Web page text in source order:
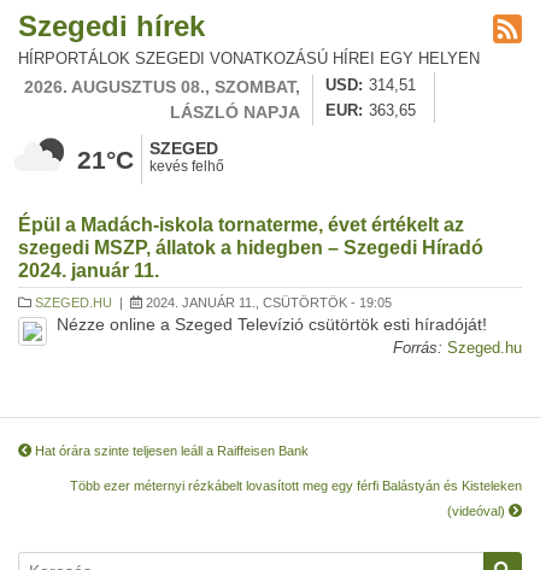
Szegedi hírek
HÍRPORTÁLOK SZEGEDI VONATKOZÁSÚ HÍREI EGY HELYEN
2026. AUGUSZTUS 08., SZOMBAT,
LÁSZLÓ NAPJA
USD
314,51
EUR
363,65
21°C SZEGED
kevés felhő
Épül a Madách-iskola tornaterme, évet értékelt az
szegedi MSZP, állatok a hidegben – Szegedi Híradó
2024. január 11.
SZEGED.HU | 2024. JANUÁR 11., CSÜTÖRTÖK - 19:05
Nézze online a Szeged Televízió csütörtök esti híradóját!
Forrás: Szeged.hu
Hat órára szinte teljesen leáll a Raiffeisen Bank
Több ezer méternyi rézkábelt lovasított meg egy férfi Balástyán és Kisteleken
(videóval)